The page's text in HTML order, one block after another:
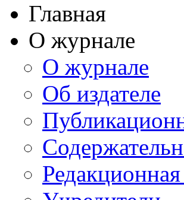
Главная
О журнале
О журнале
Об издателе